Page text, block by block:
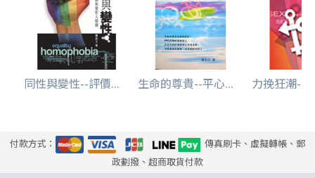
二. 神本倫理的要旨
三. 面對同志運動
四. 結論
附錄一 教會如何回應同性戀運動／《時代論壇》報道
附錄二 反思教會內性與道德的爭議
三. 道德恐慌與性別教育／小仙
迴響一 倫理， 關懷， 聲音， 行動／蔡元雲
迴響二 矯枉何必過正／蔡志森
同性與變性--評價... 生命的尊貴--平心... 力挽狂潮--
付款方式：
傳真刷卡、虛擬轉帳、郵
政劃撥、超商取貨付款